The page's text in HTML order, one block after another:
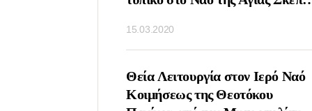
15.03.2020
Θεία Λειτουργία στον Ιερό Ναό
Κοιμήσεως της Θεοτόκου